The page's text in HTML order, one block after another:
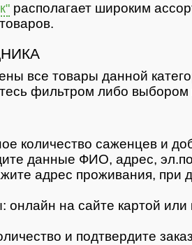
располагает широким
все товары данной
фильтром либо выбором
количество саженцев и
данные ФИО, адрес,
адрес проживания, при
на сайте картой или
и подтвердите